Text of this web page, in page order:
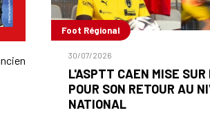
Foot Régional
30/07/2026
L'ASPTT CAEN MISE
POUR SON RETOUR AU
NATIONAL